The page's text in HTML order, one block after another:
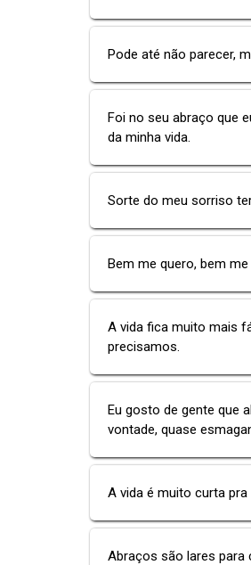
Pode até não parecer,
Foi no seu abraço que
da minha vida.
Sorte do meu sorriso
Bem me quero, bem
A vida fica muito mais
precisamos.
Eu gosto de gente que
vontade, quase
A vida é muito curta
Abraços são lares para